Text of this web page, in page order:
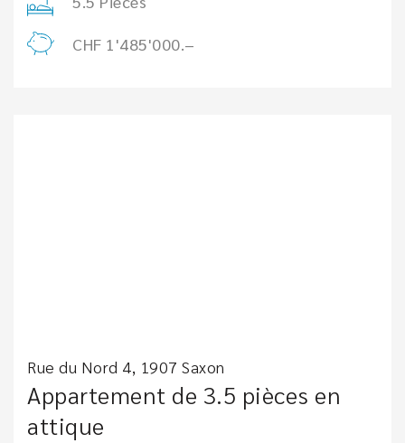
CHF 1'485'000.–
Rue du Nord 4, 1907 Saxon
Appartement de 3.5 pièces en
attique